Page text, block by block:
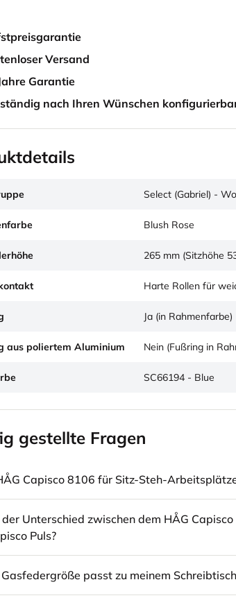
Versand
Garantie
nach Ihren Wünschen
Select (Gabriel) -
Blush Rose
265 mm (Sitzhöhe
Harte Rollen für
Ja (in Rahmenfarbe)
aus poliertem Aluminium Nein (Fußring in
SC66194 - Blue
gestellte Fragen
Capisco 8106 für Sitz-Steh-
Unterschied zwischen dem HÅG
Puls?
passt zu meinem